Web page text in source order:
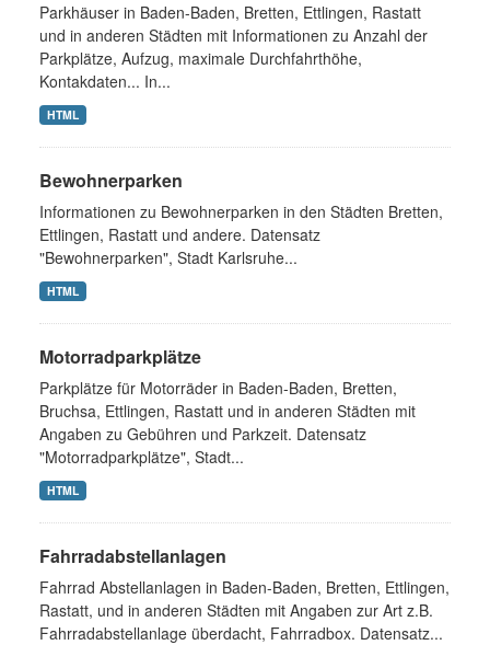
Parkhäuser in Baden-Baden, Bretten, Ettlingen, Rastatt
und in anderen Städten mit Informationen zu Anzahl der
Parkplätze, Aufzug, maximale Durchfahrthöhe,
Kontakdaten... In...
HTML
Bewohnerparken
Informationen zu Bewohnerparken in den Städten Bretten,
Ettlingen, Rastatt und andere. Datensatz
"Bewohnerparken", Stadt Karlsruhe...
HTML
Motorradparkplätze
Parkplätze für Motorräder in Baden-Baden, Bretten,
Bruchsa, Ettlingen, Rastatt und in anderen Städten mit
Angaben zu Gebühren und Parkzeit. Datensatz
"Motorradparkplätze", Stadt...
HTML
Fahrradabstellanlagen
Fahrrad Abstellanlagen in Baden-Baden, Bretten, Ettlingen,
Rastatt, und in anderen Städten mit Angaben zur Art z.B.
Fahrradabstellanlage überdacht, Fahrradbox. Datensatz...